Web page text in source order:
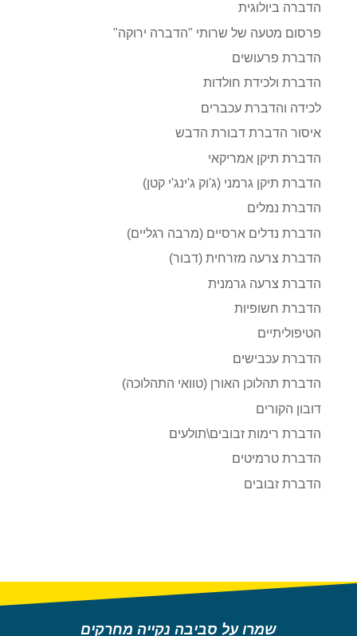
הדברה ביולוגית
פרסום מטעה של שרותי "הדברה ירוקה"
הדברת פרעושים
הדברת ולכידת חולדות
לכידה והדברת עכברים
איסור הדברת דבורת הדבש
הדברת תיקן אמריקאי
הדברת תיקן גרמני (ג'וק ג'ינג'י קטן)
הדברת נמלים
הדברת נדלים ארסיים (מרבה רגליים)
הדברת צרעה מזרחית (דבור)
הדברת צרעה גרמנית
הדברת חשופיות
הטיפוליתיים
הדברת עכבישים
הדברת תהלוכן האורן (טוואי התהלוכה)
דובון הקורים
הדברת רימות זבובים\תולעים
הדברת טרמיטים
הדברת זבובים
שמרו על סביבה נקייה מחרקים